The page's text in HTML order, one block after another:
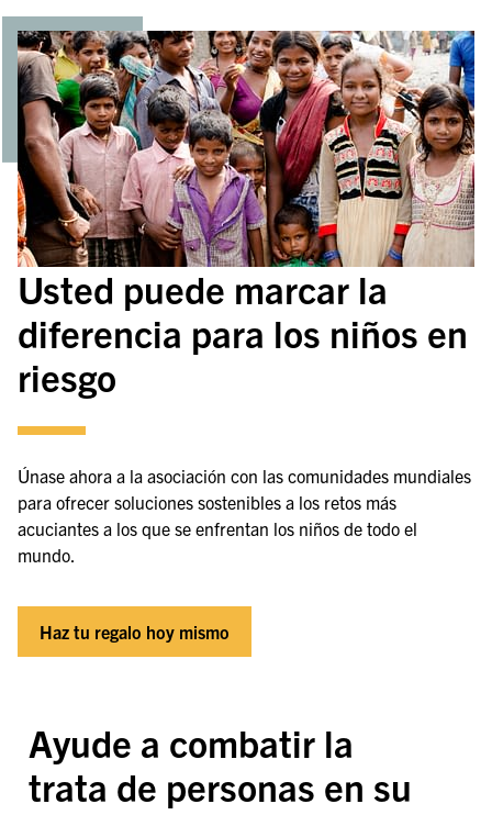
Usted puede marcar la
diferencia para los niños en
riesgo
Únase ahora a la asociación con las comunidades mundiales
para ofrecer soluciones sostenibles a los retos más
acuciantes a los que se enfrentan los niños de todo el
mundo.
Haz tu regalo hoy mismo
Ayude a combatir la
trata de personas en su